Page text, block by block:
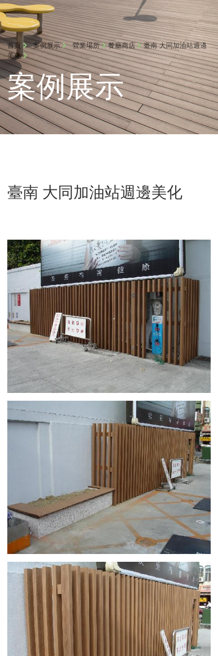
首頁 案例展示 營業場所 餐廳商店
臺南 大同加油站週邊
美化
案例展示
臺南 大同加油站週邊美化